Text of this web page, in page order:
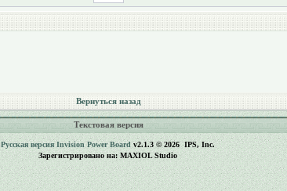
Вернуться назад
Текстовая версия
Русская версия Invision Power Boardv2.1.3 © 2026 IPS, Inc.
Зарегистрировано на: MAXIOL Studio